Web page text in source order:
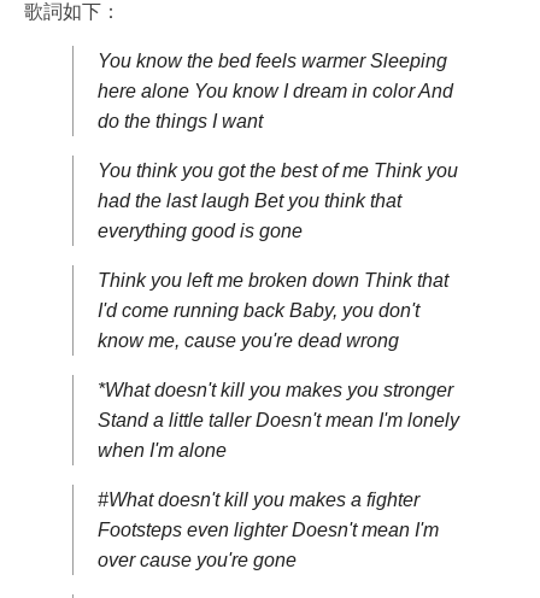
歌詞如下：
You know the bed feels warmer Sleeping
here alone You know I dream in color And
do the things I want
You think you got the best of me Think you
had the last laugh Bet you think that
everything good is gone
Think you left me broken down Think that
I'd come running back Baby, you don't
know me, cause you're dead wrong
*What doesn't kill you makes you stronger
Stand a little taller Doesn't mean I'm lonely
when I'm alone
#What doesn't kill you makes a fighter
Footsteps even lighter Doesn't mean I'm
over cause you're gone